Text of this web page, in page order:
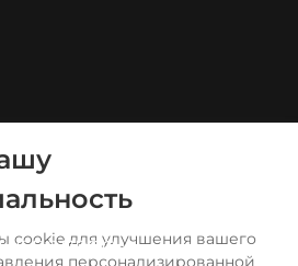
ВОПРОСЫ
cookie для улучшения вашего
персонализированной
Portuguese